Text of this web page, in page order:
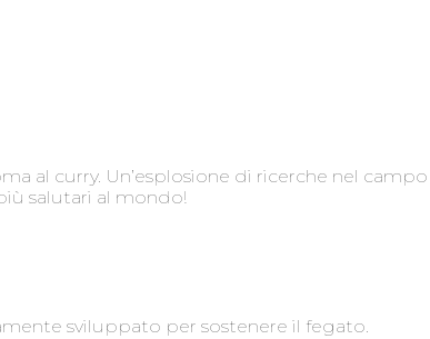
al curry. Un’esplosione di ricerche nel
salutari al mondo!
sviluppato per sostenere il fegato.